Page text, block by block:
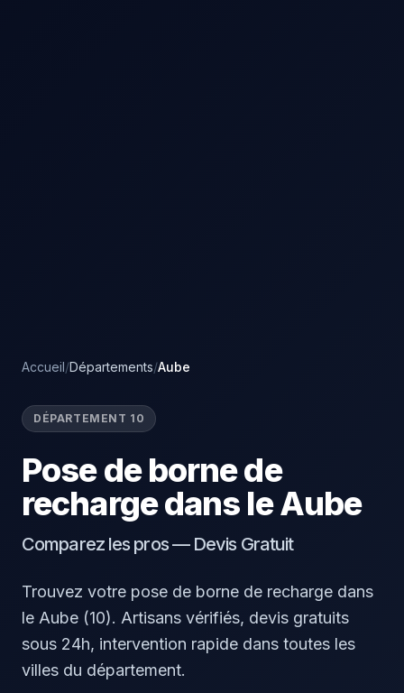
Accueil/Départements/Aube
DÉPARTEMENT 10
Pose de borne de
recharge dans le Aube
Comparez les pros — Devis Gratuit
Trouvez votre pose de borne de recharge dans
le Aube (10). Artisans vérifiés, devis gratuits
sous 24h, intervention rapide dans toutes les
villes du département.